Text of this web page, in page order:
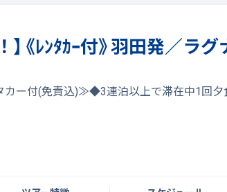
】《ﾚﾝﾀｶｰ付》羽田発／ラ
カー付(免責込)≫◆3連泊以上で滞在中1回